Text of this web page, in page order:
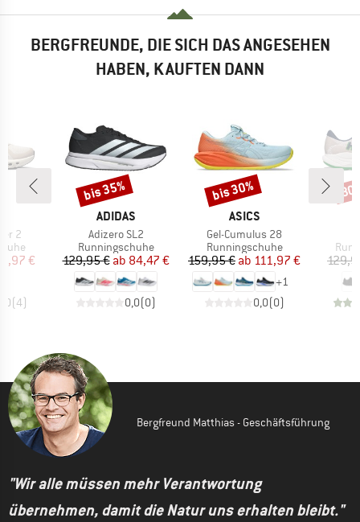
BERGFREUNDE, DIE SICH DAS ANGESEHEN
HABEN, KAUFTEN DANN
2
Preis
€
(4)
MARKE
ADIDAS
Artikel
Adizero SL2
Produktgruppe
Runningschuhe
Preis
129,95 € reduzierter Preis
ab 84,47 €
0,0(0)
Rabatt
bis 35%
MARKE
ASICS
Artikel
Gel-Cumulus 28
Produktgruppe
Runningschuhe
Preis
159,95 € reduzierter Preis
ab 111,97 €
+1
0,0(0)
Rabatt
bis 30%
Bergfreund Matthias - Geschäftsführung
"Wir alle müssen mehr Verantwortung
übernehmen, damit die Natur uns erhalten bleibt."